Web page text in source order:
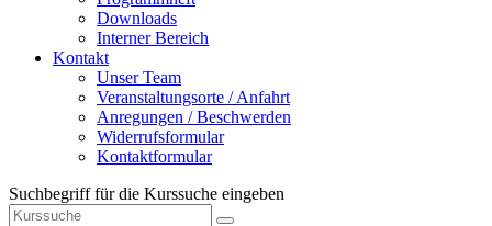
Downloads
Interner Bereich
Kontakt
Unser Team
Veranstaltungsorte / Anfahrt
Anregungen / Beschwerden
Widerrufsformular
Kontaktformular
Suchbegriff für die Kurssuche eingeben